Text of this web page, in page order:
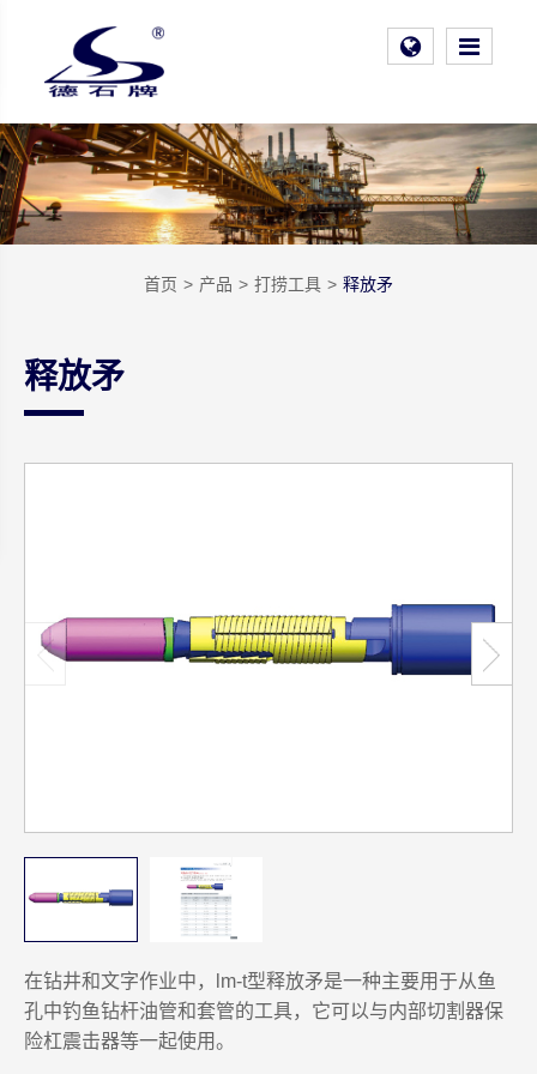
首页 产品 打捞工具 释放矛
释放矛
在钻井和文字作业中，lm-t型释放矛是一种主要用于从鱼
孔中钓鱼钻杆油管和套管的工具，它可以与内部切割器保
险杠震击器等一起使用。